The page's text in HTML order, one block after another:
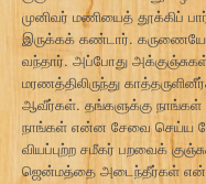
முனிவர் மணியைத் தூக்கிப்
இருக்கக் கண்டார்.
வந்தார். அப்போது
மரணத்திலிருந்து
ஆவீர்கள். தங்களுக்கு நாங்கள்
நாங்கள் என்ன சேவை செய்ய
வியப்புற்ற சமீகர் பறவைக்
ஜென்மத்தை அடைந்தீர்கள்